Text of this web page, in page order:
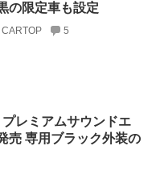
の限定車も設定
5
レミアムサウンドエ
売 専用ブラック外装の